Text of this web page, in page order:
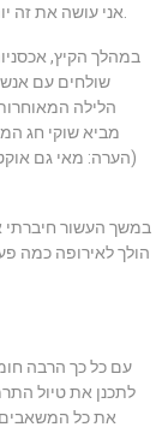
במהלך הקיץ,
שולחים עם
הלילה
מביא שוקי חג
(הערה: מאי גם
במשך העשור חיברתי
הולך לאירופה כמה
עם כל כך הרבה
לתכנן את טיול
את כל המשאבים